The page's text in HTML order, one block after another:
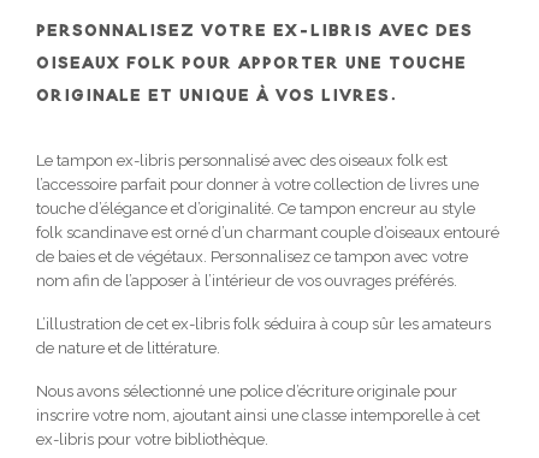
PERSONNALISEZ VOTRE EX-LIBRIS AVEC DES
OISEAUX FOLK POUR APPORTER UNE TOUCHE
ORIGINALE ET UNIQUE À VOS LIVRES.
Le tampon ex-libris personnalisé avec des oiseaux folk est
l’accessoire parfait pour donner à votre collection de livres une
touche d’élégance et d’originalité. Ce tampon encreur au style
folk scandinave est orné d’un charmant couple d’oiseaux entouré
de baies et de végétaux. Personnalisez ce tampon avec votre
nom afin de l’apposer à l’intérieur de vos ouvrages préférés.
L’illustration de cet ex-libris folk séduira à coup sûr les amateurs
de nature et de littérature.
Nous avons sélectionné une police d’écriture originale pour
inscrire votre nom, ajoutant ainsi une classe intemporelle à cet
ex-libris pour votre bibliothèque.